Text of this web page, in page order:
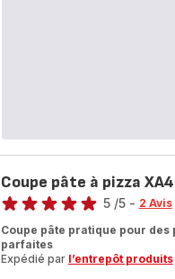
Coupe pâte à pizza
Note
5
étoiles
5 /5 - 2 Avis
Coupe pâte pratique pour des
parfaites
Expédié par l’entrepôt produits